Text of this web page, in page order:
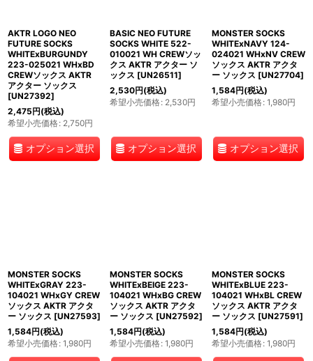
AKTR LOGO NEO
FUTURE SOCKS
WHITExBURGUNDY
223-025021 WHxBD
CREWソックス AKTR
アクター ソックス
[UN27392]
2,475円(税込)
希望小売価格: 2,750円
オプション選択
BASIC NEO FUTURE
SOCKS WHITE 522-
010021 WH CREWソッ
クス AKTR アクター ソ
ックス [UN26511]
2,530円(税込)
希望小売価格: 2,530円
オプション選択
MONSTER SOCKS
WHITExNAVY 124-
024021 WHxNV CREW
ソックス AKTR アクタ
ー ソックス [UN27704]
1,584円(税込)
希望小売価格: 1,980円
オプション選択
MONSTER SOCKS
WHITExGRAY 223-
104021 WHxGY CREW
ソックス AKTR アクタ
ー ソックス [UN27593]
1,584円(税込)
希望小売価格: 1,980円
MONSTER SOCKS
WHITExBEIGE 223-
104021 WHxBG CREW
ソックス AKTR アクタ
ー ソックス [UN27592]
1,584円(税込)
希望小売価格: 1,980円
MONSTER SOCKS
WHITExBLUE 223-
104021 WHxBL CREW
ソックス AKTR アクタ
ー ソックス [UN27591]
1,584円(税込)
希望小売価格: 1,980円